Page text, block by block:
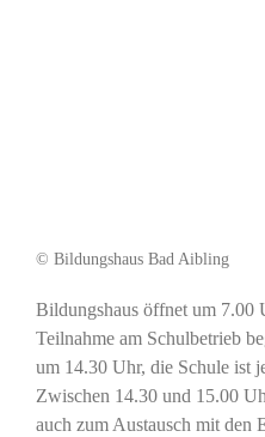
© Bildungshaus Bad Aibling
Bildungshaus öffnet um 7.00
Teilnahme am Schulbetrieb
um 14.30 Uhr, die Schule ist
Zwischen 14.30 und 15.00
auch zum Austausch mit den